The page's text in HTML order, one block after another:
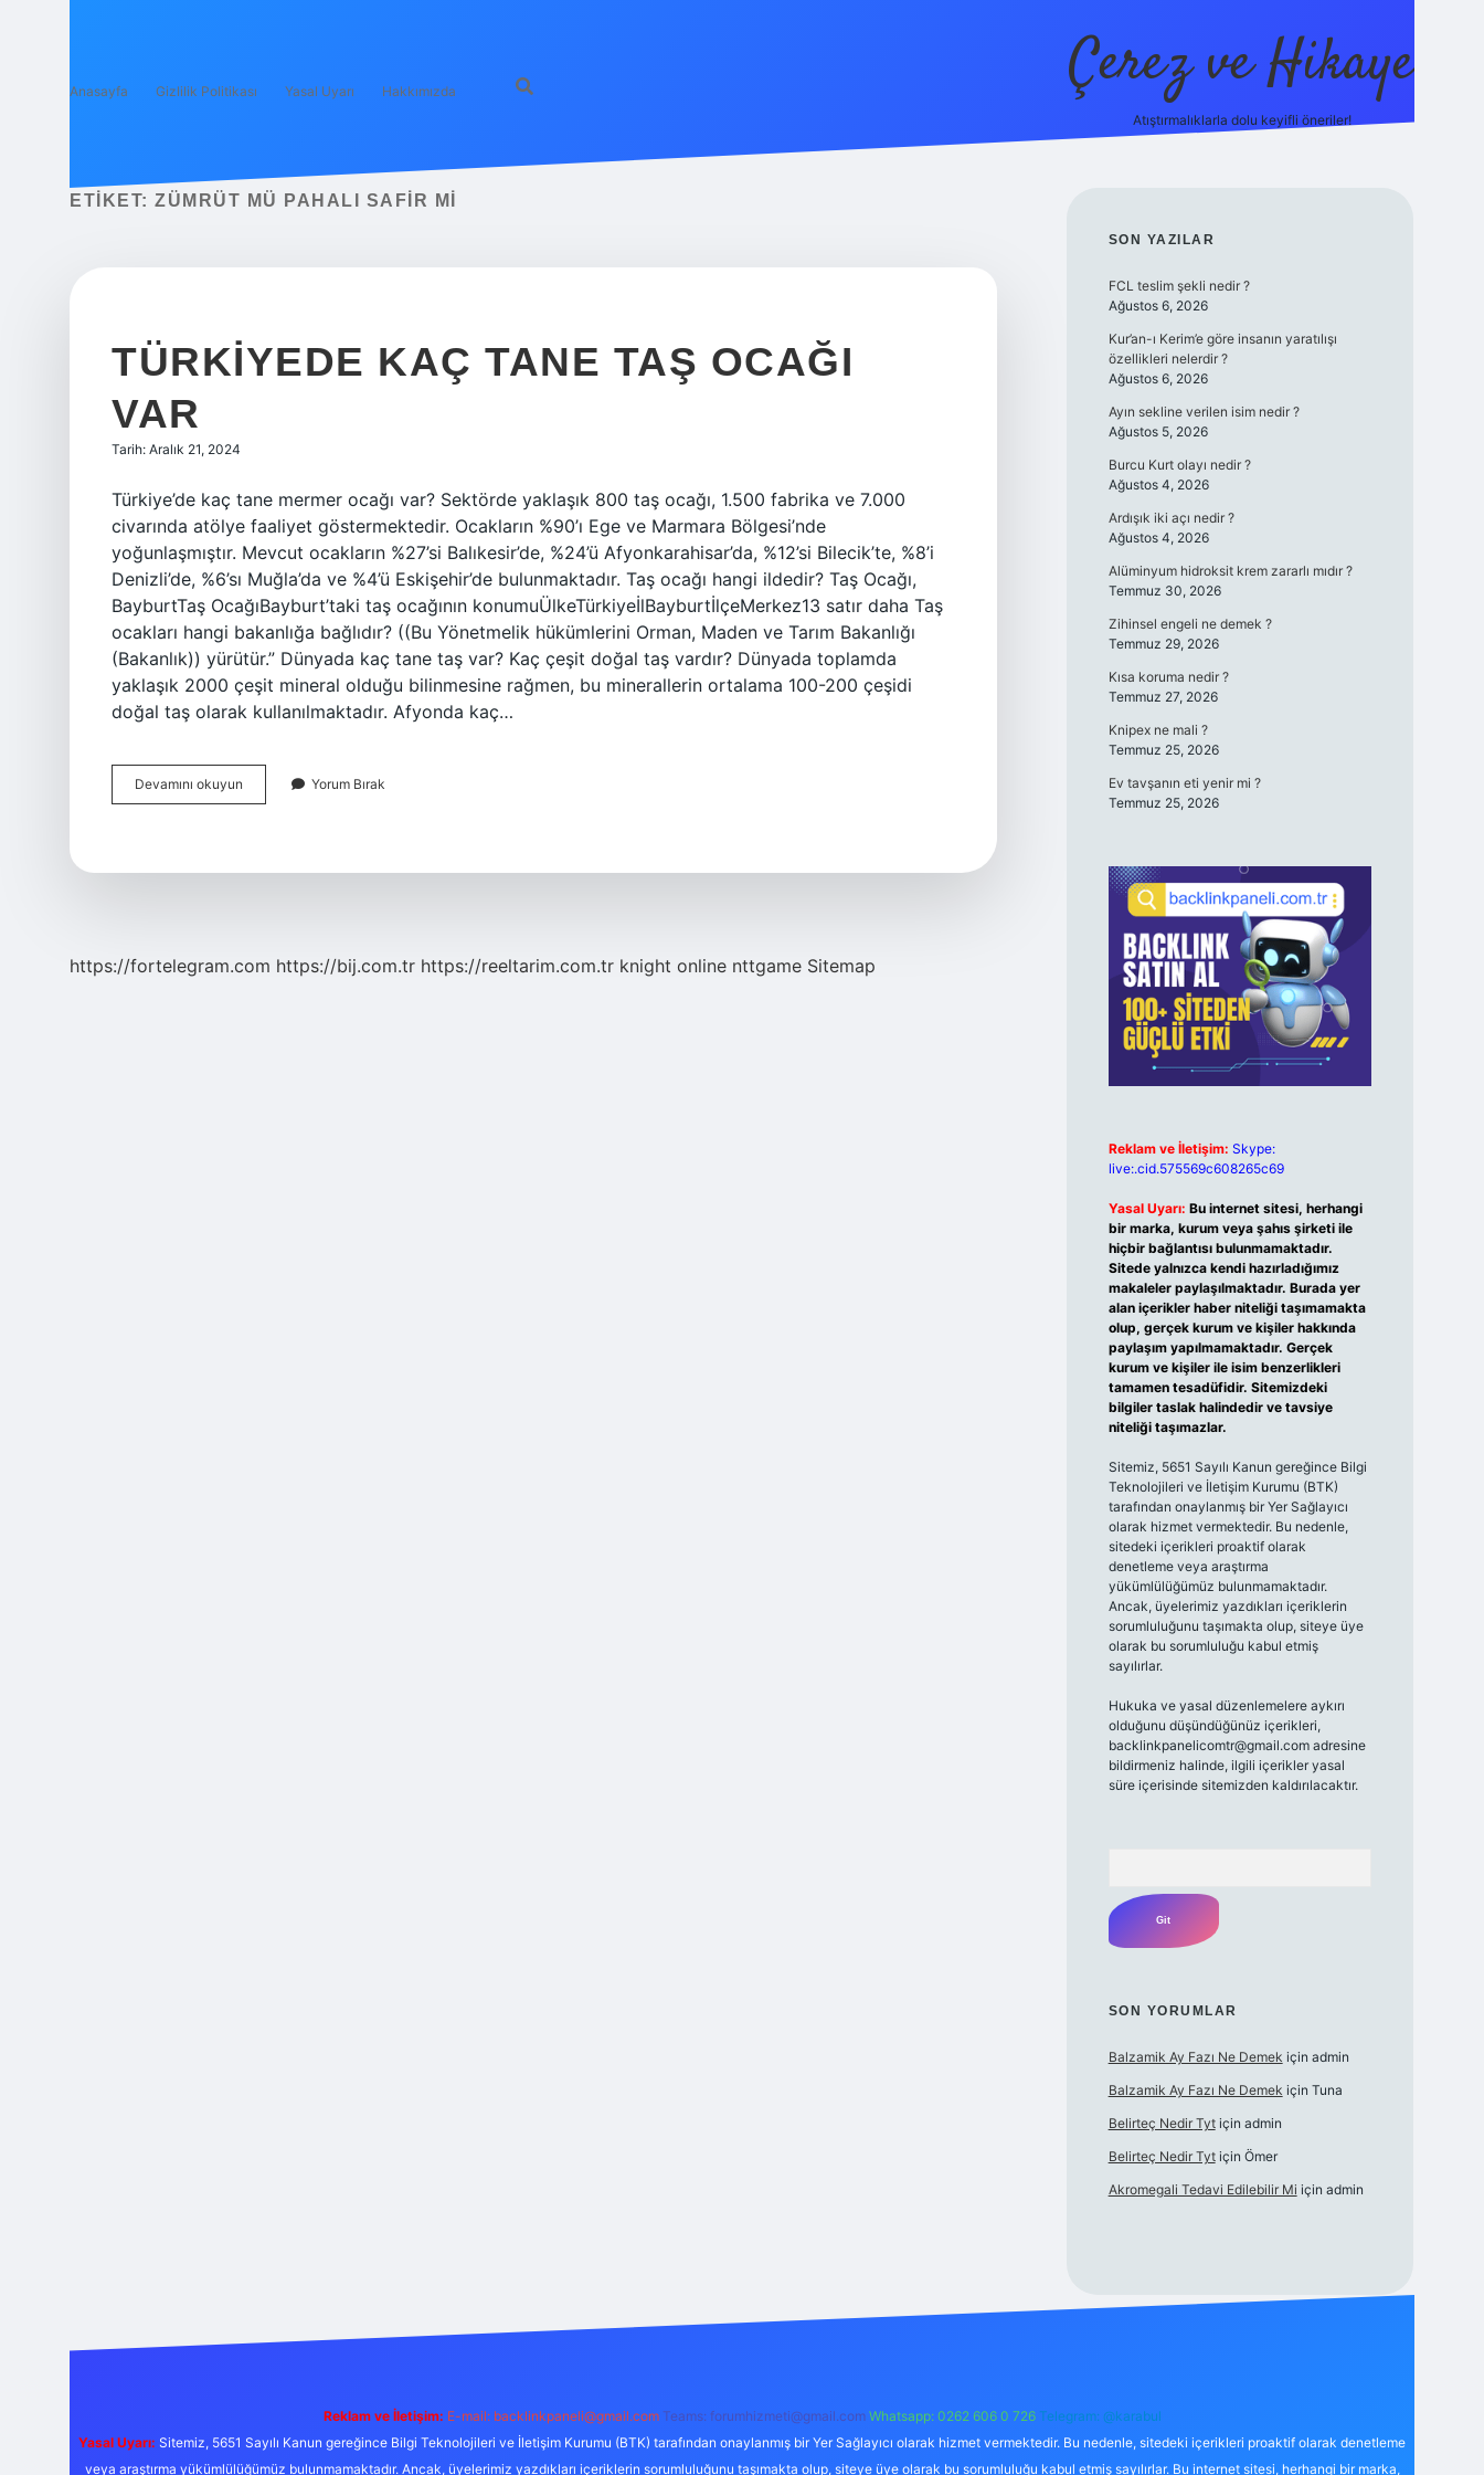
Anasayfa Gizlilik Politikası Yasal Uyarı Hakkımızda Çerez ve Hikaye
Atıştırmalıklarla dolu keyifli öneriler!
ETIKET: ZÜMRÜT MÜ PAHALI SAFIR MI
TÜRKIYEDE KAÇ TANE TAŞ OCAĞI
VAR
Tarih: Aralık 21, 2024
Türkiye’de kaç tane mermer ocağı var? Sektörde yaklaşık 800 taş ocağı, 1.500 fabrika ve 7.000
civarında atölye faaliyet göstermektedir. Ocakların %90’ı Ege ve Marmara Bölgesi’nde
yoğunlaşmıştır. Mevcut ocakların %27’si Balıkesir’de, %24’ü Afyonkarahisar’da, %12’si Bilecik’te, %8’i
Denizli’de, %6’sı Muğla’da ve %4’ü Eskişehir’de bulunmaktadır. Taş ocağı hangi ildedir? Taş Ocağı,
BayburtTaş OcağıBayburt’taki taş ocağının konumuÜlkeTürkiyeİlBayburtİlçeMerkez13 satır daha Taş
ocakları hangi bakanlığa bağlıdır? ((Bu Yönetmelik hükümlerini Orman, Maden ve Tarım Bakanlığı
(Bakanlık)) yürütür.” Dünyada kaç tane taş var? Kaç çeşit doğal taş vardır? Dünyada toplamda
yaklaşık 2000 çeşit mineral olduğu bilinmesine rağmen, bu minerallerin ortalama 100-200 çeşidi
doğal taş olarak kullanılmaktadır. Afyonda kaç…
Devamını okuyun Türkiyede
Kaç
Yorum Bırak
https://fortelegram.com https://bij.com.tr https://reeltarim.com.tr knight online nttgame Sitemap
SIDEBAR
SON YAZILAR
FCL teslim şekli nedir ?
Ağustos 6, 2026
Kur’an-ı Kerim’e göre insanın yaratılışı
özellikleri nelerdir ?
Ağustos 6, 2026
Ayın sekline verilen isim nedir ?
Ağustos 5, 2026
Burcu Kurt olayı nedir ?
Ağustos 4, 2026
Ardışık iki açı nedir ?
Ağustos 4, 2026
Alüminyum hidroksit krem zararlı mıdır ?
Temmuz 30, 2026
Zihinsel engeli ne demek ?
Temmuz 29, 2026
Kısa koruma nedir ?
Temmuz 27, 2026
Knipex ne mali ?
Temmuz 25, 2026
Ev tavşanın eti yenir mi ?
Temmuz 25, 2026
Reklam ve İletişim: Skype:
live:.cid.575569c608265c69
Yasal Uyarı: Bu internet sitesi, herhangi
bir marka, kurum veya şahıs şirketi ile
hiçbir bağlantısı bulunmamaktadır.
Sitede yalnızca kendi hazırladığımız
makaleler paylaşılmaktadır. Burada yer
alan içerikler haber niteliği taşımamakta
olup, gerçek kurum ve kişiler hakkında
paylaşım yapılmamaktadır. Gerçek
kurum ve kişiler ile isim benzerlikleri
tamamen tesadüfidir. Sitemizdeki
bilgiler taslak halindedir ve tavsiye
niteliği taşımazlar.
Sitemiz, 5651 Sayılı Kanun gereğince Bilgi
Teknolojileri ve İletişim Kurumu (BTK)
tarafından onaylanmış bir Yer Sağlayıcı
olarak hizmet vermektedir. Bu nedenle,
sitedeki içerikleri proaktif olarak
denetleme veya araştırma
yükümlülüğümüz bulunmamaktadır.
Ancak, üyelerimiz yazdıkları içeriklerin
sorumluluğunu taşımakta olup, siteye üye
olarak bu sorumluluğu kabul etmiş
sayılırlar.
Hukuka ve yasal düzenlemelere aykırı
olduğunu düşündüğünüz içerikleri,
backlinkpanelicomtr@gmail.comadresine
bildirmeniz halinde, ilgili içerikler yasal
süre içerisinde sitemizden kaldırılacaktır.
SON YORUMLAR
Balzamik Ay Fazı Ne Demek için admin
Balzamik Ay Fazı Ne Demek için Tuna
Belirteç Nedir Tytiçin admin
Belirteç Nedir Tytiçin Ömer
Akromegali Tedavi Edilebilir Mi için admin
Reklam ve İletişim: E-mail: backlinkpaneli@gmail.com Teams: forumhizmeti@gmail.com Whatsapp: 0262 606 0 726 Telegram: @karabul
Yasal Uyarı: Sitemiz, 5651 Sayılı Kanun gereğince Bilgi Teknolojileri ve İletişim Kurumu (BTK) tarafından onaylanmış bir Yer Sağlayıcı olarak hizmet vermektedir. Bu nedenle, sitedeki içerikleri proaktif olarak denetleme
veya araştırma yükümlülüğümüz bulunmamaktadır. Ancak, üyelerimiz yazdıkları içeriklerin sorumluluğunu taşımakta olup, siteye üye olarak bu sorumluluğu kabul etmiş sayılırlar. Bu internet sitesi, herhangi bir marka,